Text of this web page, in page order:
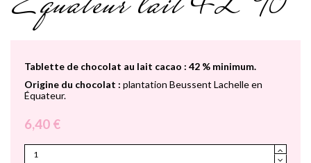
Tablette de chocolat au lait cacao : 42 % minimum.
Origine du chocolat : plantation Beussent Lachelle en
Équateur.
6,40 €